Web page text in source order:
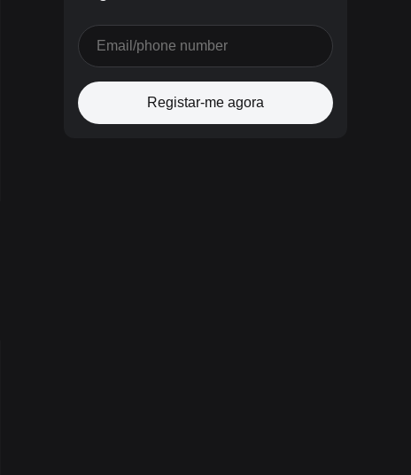
Registar-me agora